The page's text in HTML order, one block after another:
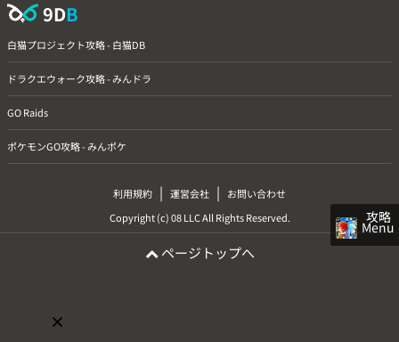
攻略
Menu
9DB
白猫プロジェクト攻略 - 白猫DB
ドラクエウォーク攻略 - みんドラ
GO Raids
ポケモンGO攻略 - みんポケ
利用規約 | 運営会社 |
お問い合わせ
Copyright (c) 08 LLC All Rights Reserved.
ページトップへ